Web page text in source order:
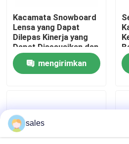
Berita
kasus
Permintaan Penawaran
Anti Fog Kolam Goggles
Kacamata Safety Goggles
Kacamata Snowboard
Lensa yang Dapat
Dilepas Kinerja yang
Dapat Disesuaikan dan
Tak Tertandingi
mengirimkan
sales